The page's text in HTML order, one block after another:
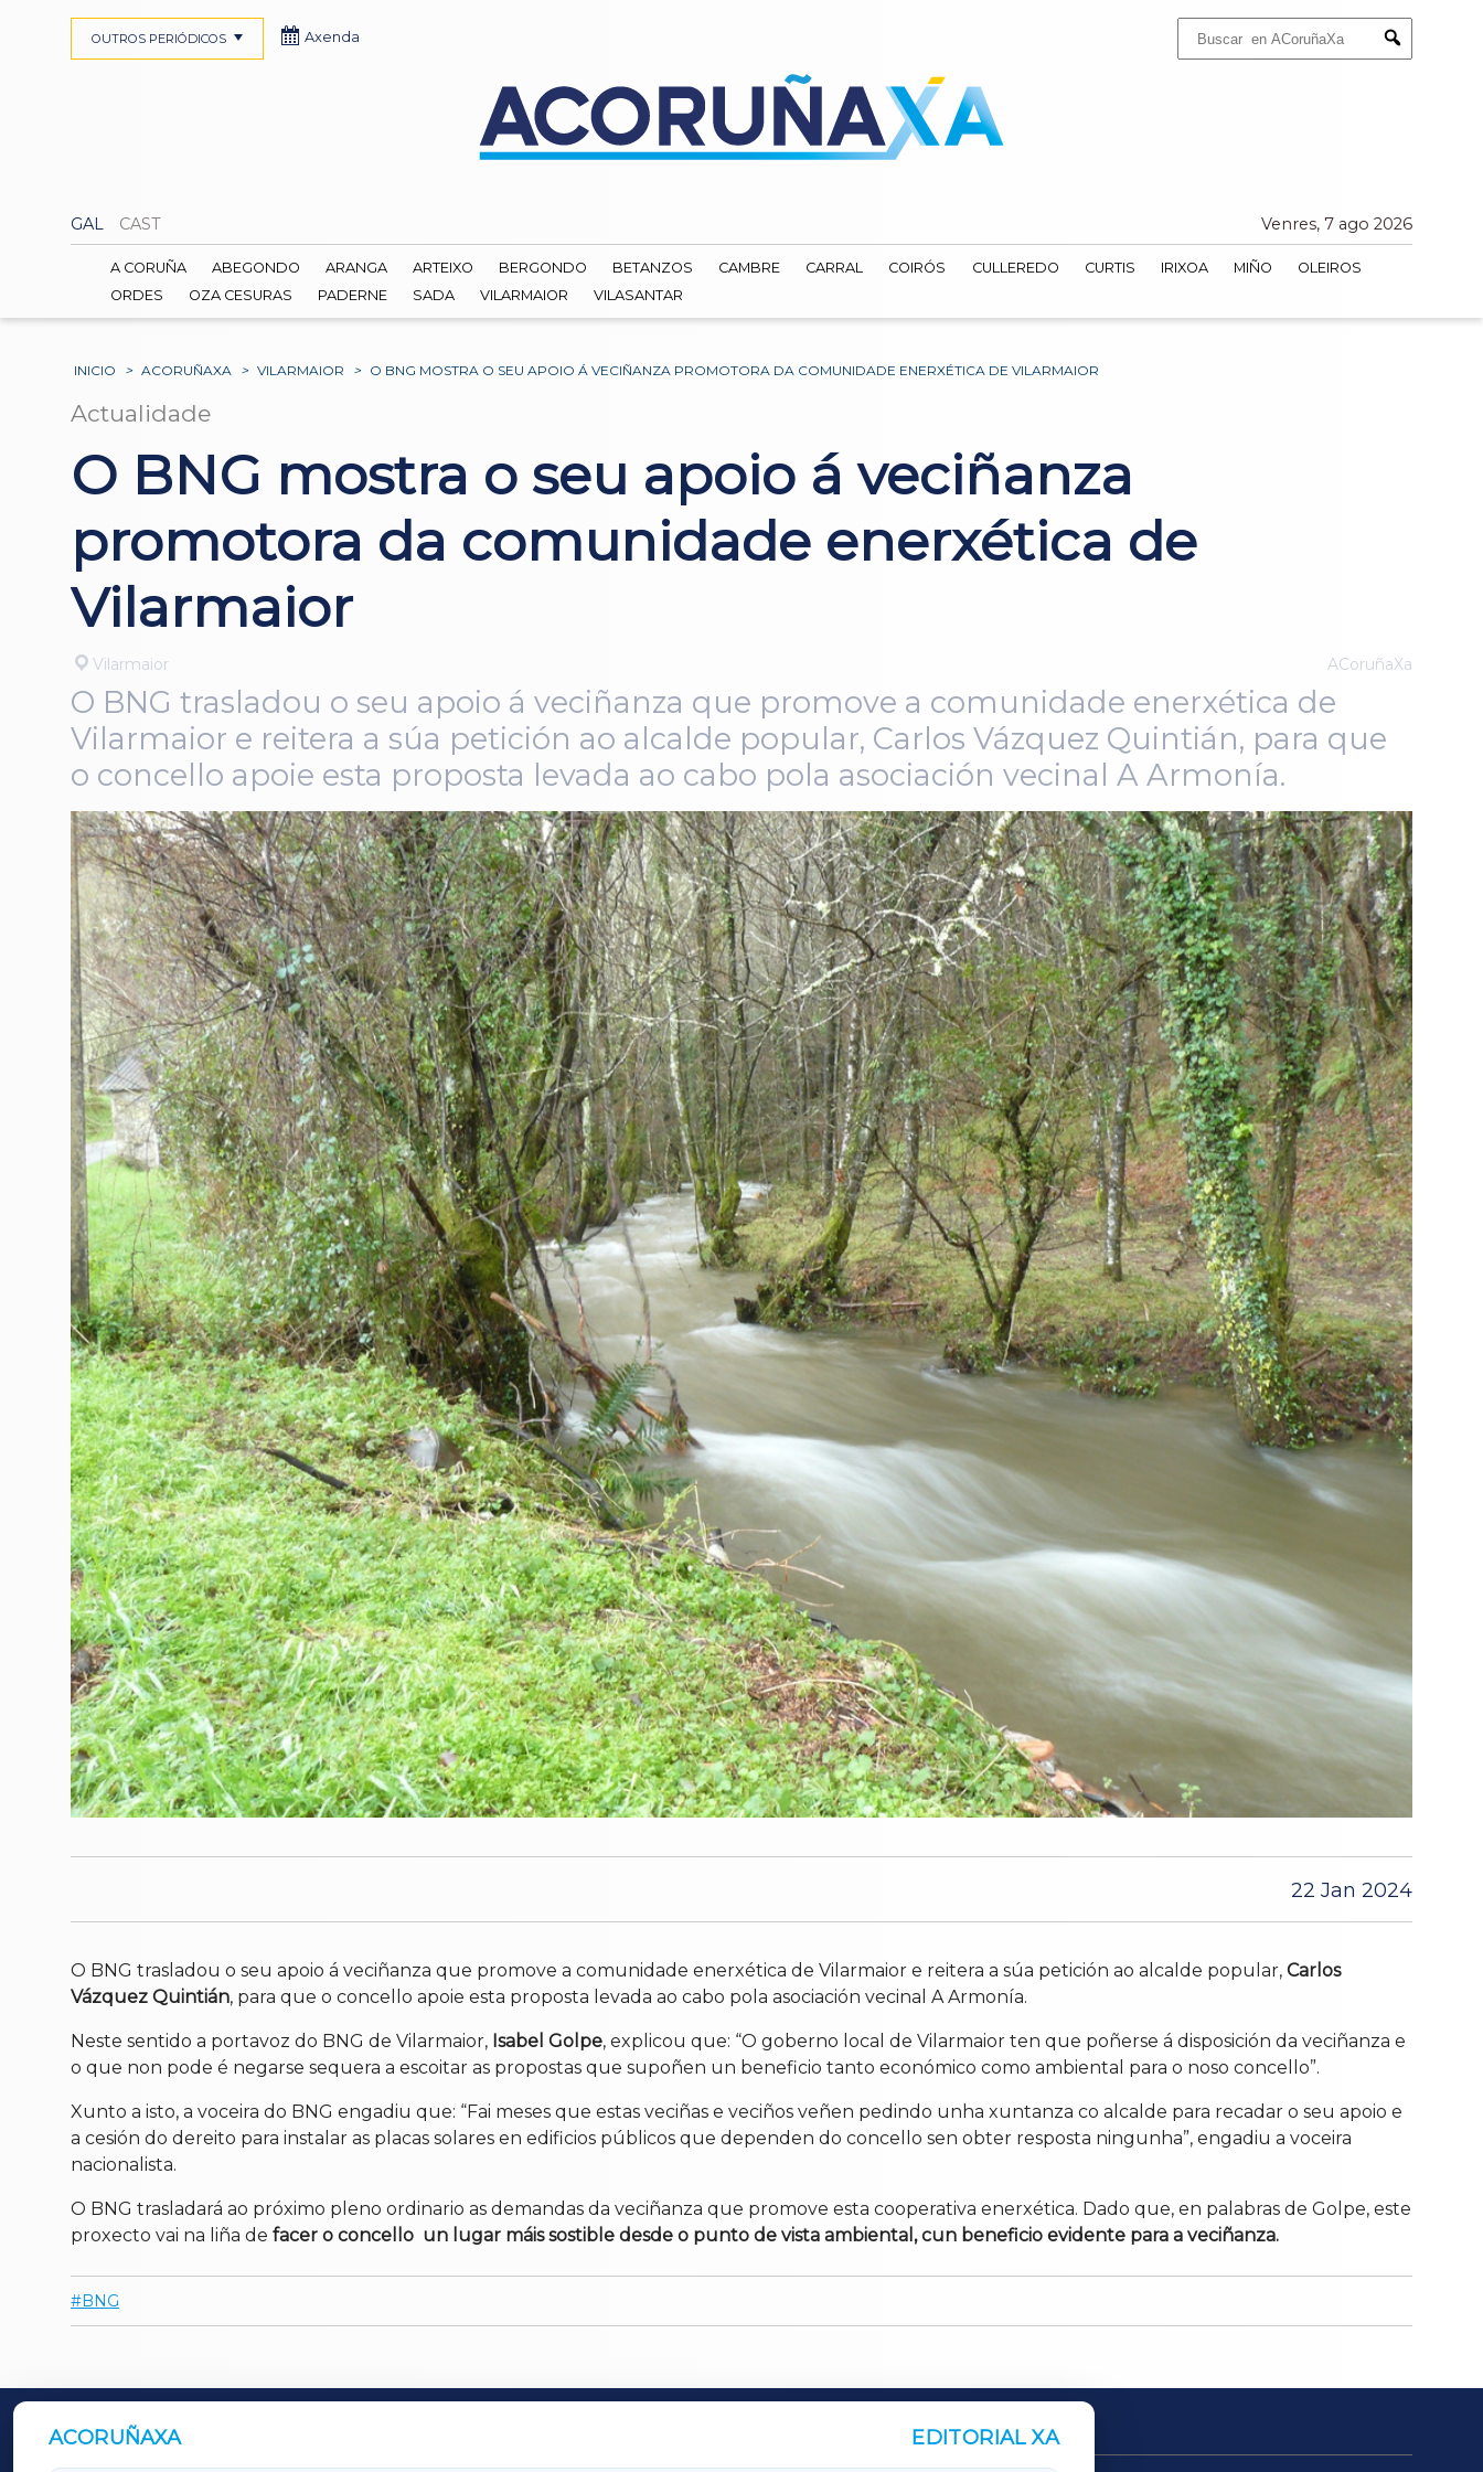
Submit
GAL CAST Venres, 7 ago 2026
OUTROS PERIÓDICOS Axenda
A CORUÑA ABEGONDO ARANGA ARTEIXO BERGONDO BETANZOS CAMBRE CARRAL COIRÓS CULLEREDO CURTIS IRIXOA MIÑO
OLEIROS
ORDES
OZA CESURAS PADERNE SADA VILARMAIOR VILASANTAR
INICIO > ACORUÑAXA > VILARMAIOR > O BNG MOSTRA O SEU APOIO Á VECIÑANZA PROMOTORA DA COMUNIDADE ENERXÉTICA DE VILARMAIOR
Actualidade
O BNG mostra o seu apoio á veciñanza
promotora da comunidade enerxética de
Vilarmaior
Vilarmaior ACoruñaXa
O BNG trasladou o seu apoio á veciñanza que promove a comunidade enerxética de
Vilarmaior e reitera a súa petición ao alcalde popular, Carlos Vázquez Quintián, para que
o concello apoie esta proposta levada ao cabo pola asociación vecinal A Armonía.
22 Jan 2024
O BNG trasladou o seu apoio á veciñanza que promove a comunidade enerxética de Vilarmaior e reitera a súa petición ao alcalde popular, Carlos
Vázquez Quintián, para que o concello apoie esta proposta levada ao cabo pola asociación vecinal A Armonía.
Neste sentido a portavoz do BNG de Vilarmaior, Isabel Golpe, explicou que: “O goberno local de Vilarmaior ten que poñerse á disposición da veciñanza e
o que non pode é negarse sequera a escoitar as propostas que supoñen un beneficio tanto económico como ambiental para o noso concello”.
Xunto a isto, a voceira do BNG engadiu que: “Fai meses que estas veciñas e veciños veñen pedindo unha xuntanza co alcalde para recadar o seu apoio e
a cesión do dereito para instalar as placas solares en edificios públicos que dependen do concello sen obter resposta ningunha”, engadiu a voceira
nacionalista.
O BNG trasladará ao próximo pleno ordinario as demandas da veciñanza que promove esta cooperativa enerxética. Dado que, en palabras de Golpe, este
proxecto vai na liña de facer o concello un lugar máis sostible desde o punto de vista ambiental, cun beneficio evidente para a veciñanza.
BNG
ACORUÑAXA EDITORIAL XA
OUTROS PERIÓDICOS